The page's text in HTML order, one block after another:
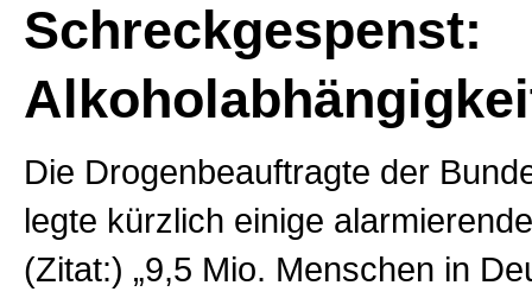
Schreckgespenst:
Die Drogenbeauftragte der
legte kürzlich einige
(Zitat:) „9,5 Mio. Menschen in